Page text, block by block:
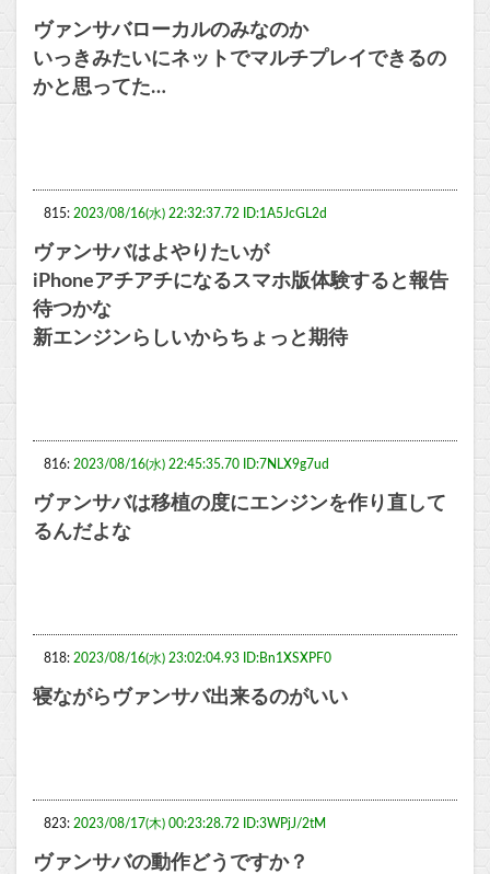
ヴァンサバローカルのみなのか
いっきみたいにネットでマルチプレイできるの
かと思ってた…
815: 2023/08/16(水) 22:32:37.72 ID:1A5JcGL2d
ヴァンサバはよやりたいが
iPhoneアチアチになるスマホ版体験すると報告
待つかな
新エンジンらしいからちょっと期待
816: 2023/08/16(水) 22:45:35.70 ID:7NLX9g7ud
ヴァンサバは移植の度にエンジンを作り直して
るんだよな
818: 2023/08/16(水) 23:02:04.93 ID:Bn1XSXPF0
寝ながらヴァンサバ出来るのがいい
823: 2023/08/17(木) 00:23:28.72 ID:3WPjJ/2tM
ヴァンサバの動作どうですか？